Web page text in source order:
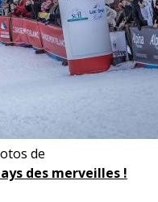
de
des merveilles !